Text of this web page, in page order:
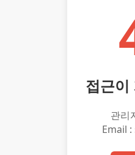
접근이
관리
Email